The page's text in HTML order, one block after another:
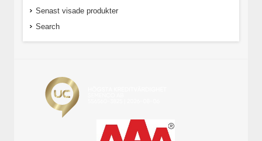
Senast visade produkter
Search